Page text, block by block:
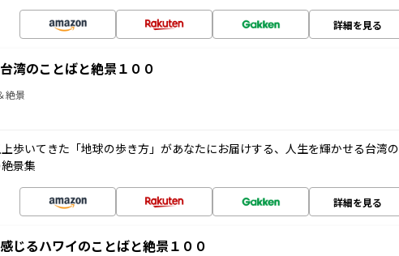
詳細を見る
湾のことばと絶景１００
絶景
歩いてきた「地球の歩き方」があなたにお届けする、人生を輝かせる台湾の
景集
詳細を見る
じるハワイのことばと絶景１００